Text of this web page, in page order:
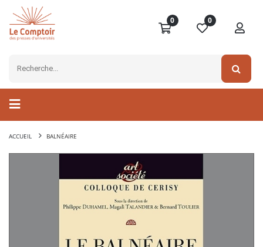
0 0
ACCUEIL BALNÉAIRE